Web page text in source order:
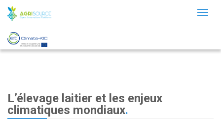
L’élevage laitier et les enjeux
climatiques mondiaux.